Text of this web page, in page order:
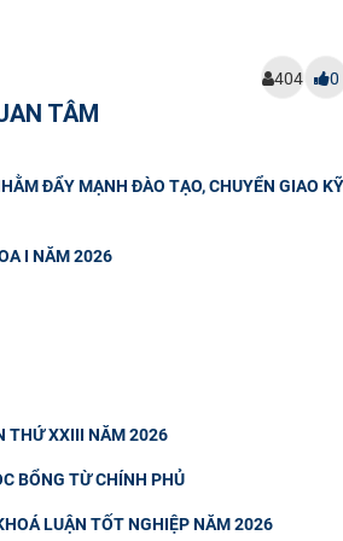
404 0
TÂM
ĐẨY MẠNH ĐÀO TẠO, CHUYỂN GIAO
I NĂM 2026
THỨ XXIII NĂM 2026
BỔNG TỪ CHÍNH PHỦ
LUẬN TỐT NGHIỆP NĂM 2026